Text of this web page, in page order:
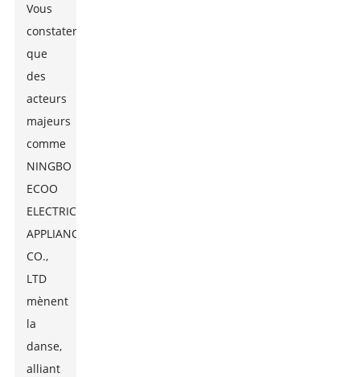
Vous
constaterez
que
des
acteurs
majeurs
comme
NINGBO
ECOO
ELECTRIC
APPLIANCE
CO.,
LTD
mènent
la
danse,
alliant